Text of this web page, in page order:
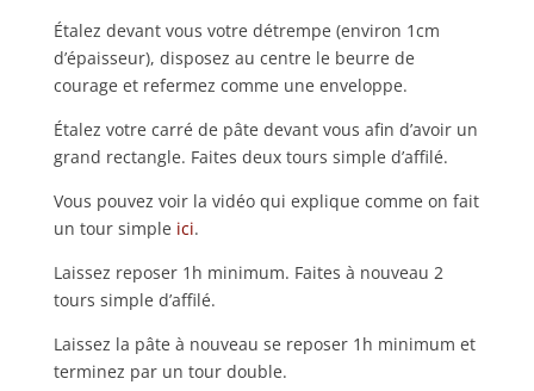
Étalez devant vous votre détrempe (environ 1cm
d’épaisseur), disposez au centre le beurre de
courage et refermez comme une enveloppe.
Étalez votre carré de pâte devant vous afin d’avoir un
grand rectangle. Faites deux tours simple d’affilé.
Vous pouvez voir la vidéo qui explique comme on fait
un tour simple ici.
Laissez reposer 1h minimum. Faites à nouveau 2
tours simple d’affilé.
Laissez la pâte à nouveau se reposer 1h minimum et
terminez par un tour double.